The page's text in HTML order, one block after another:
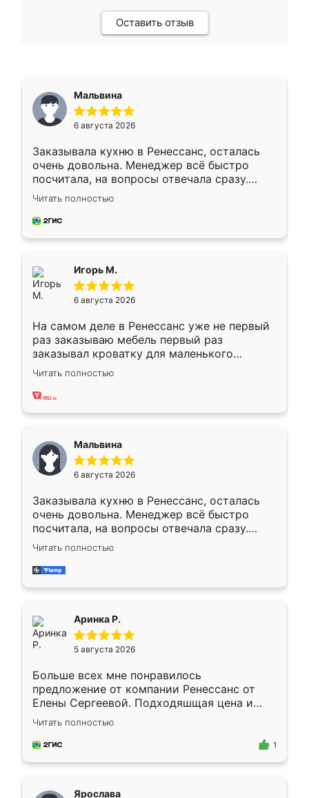
Оставить отзыв
Мальвина
6 августа 2026
Заказывала кухню в Ренессанс, осталась
очень довольна. Менеджер всё быстро
посчитала, на вопросы отвечала сразу.
Замерщик приехал в субботу, подошёл к
делу со всей ответственностью. Собрали
за день, ребята работали аккуратно, даже
Читать полностью
Игорь М.
6 августа 2026
На самом деле в Ренессанс уже не первый
раз заказываю мебель первый раз
заказывал кроватку для маленького
ребёнка при его рождении ,во второй раз
заказал шкаф-купе. По качеству очень
хорошее сборка достаточно быстрая,
меньше, здесь же он более разнообразный.
Мне нравится ,если что-то потребуется из
мебели буду заказывать только здесь.
Читать полностью
Мальвина
6 августа 2026
Заказывала кухню в Ренессанс, осталась
очень довольна. Менеджер всё быстро
посчитала, на вопросы отвечала сразу.
Замерщик приехал в субботу, подошёл к
делу со всей ответственностью. Собрали
за день, ребята работали аккуратно, даже
Читать полностью
Аринка Р.
5 августа 2026
Больше всех мне понравилось
предложение от компании Ренессанс от
Елены Сергеевой. Подходяшщая цена и
короткие сроки изготовления. Приехавший
для замера сотрудник Владислав
предложил по моему эскизу самый
Читать полностью
1
Ярослава